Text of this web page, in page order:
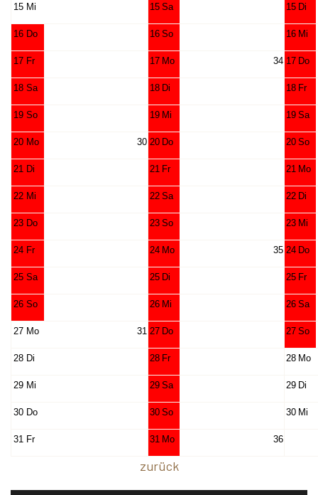
15 Mi 15 Sa 15 Di
16 Do 16 So 16 Mi
17 Fr 17 Mo 34 17 Do
18 Sa 18 Di 18 Fr
19 So 19 Mi 19 Sa
20 Mo 30 20 Do 20 So
21 Di 21 Fr 21 Mo
22 Mi 22 Sa 22 Di
23 Do 23 So 23 Mi
24 Fr 24 Mo 35 24 Do
25 Sa 25 Di 25 Fr
26 So 26 Mi 26 Sa
27 Mo 31 27 Do 27 So
28 Di 28 Fr 28 Mo
29 Mi 29 Sa 29 Di
30 Do 30 So 30 Mi
31 Fr 31 Mo 36
zurück